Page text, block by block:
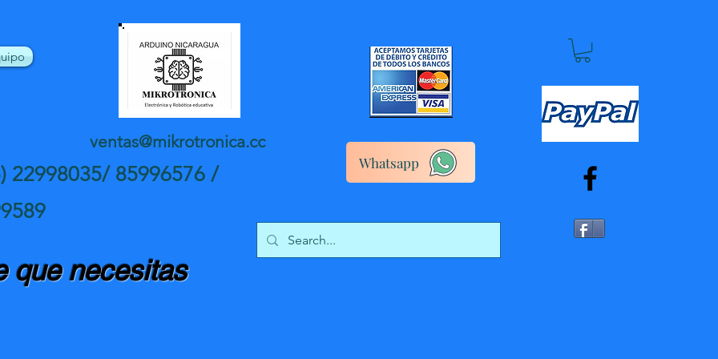
Whatsapp
22998035/ 85996576 /
ventas@mikrotronica.cc
que necesitas